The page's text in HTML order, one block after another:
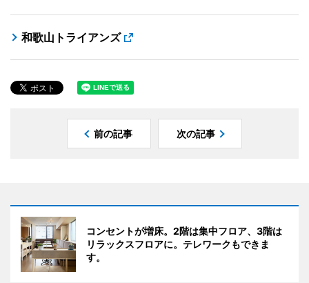
和歌山トライアンズ
前の記事 次の記事
コンセントが増床。2階は集中フロア、3階は
リラックスフロアに。テレワークもできま
す。